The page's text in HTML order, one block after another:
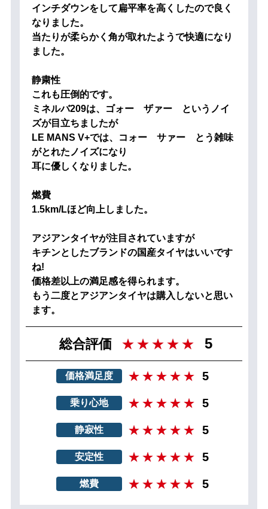
インチダウンをして扁平率を高くしたので良く
なりました。
当たりが柔らかく角が取れたようで快適になり
ました。
静粛性
これも圧倒的です。
ミネルバ209は、ゴォー ザァー というノイ
ズが目立ちましたが
LE MANS V+では、コォー サァー とう雑味
がとれたノイズになり
耳に優しくなりました。
燃費
1.5km/Lほど向上しました。
アジアンタイヤが注目されていますが
キチンとしたブランドの国産タイヤはいいです
ね!
価格差以上の満足感を得られます。
もう二度とアジアンタイヤは購入しないと思い
ます。
総合評価 5
価格満足度 5
乗り心地 5
静寂性 5
安定性 5
燃費 5